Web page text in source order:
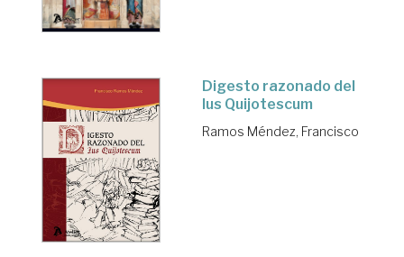
Digesto razonado del
Ius Quijotescum
Ramos Méndez, Francisco